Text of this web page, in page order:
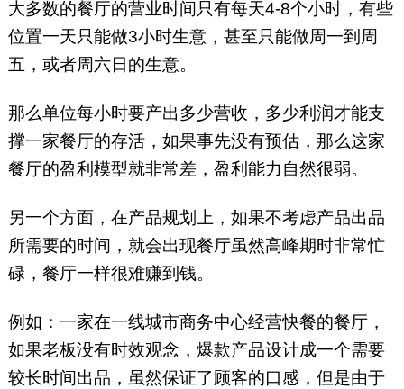
大多数的餐厅的营业时间只有每天4-8个小时，有些
位置一天只能做3小时生意，甚至只能做周一到周
五，或者周六日的生意。
那么单位每小时要产出多少营收，多少利润才能支
撑一家餐厅的存活，如果事先没有预估，那么这家
餐厅的盈利模型就非常差，盈利能力自然很弱。
另一个方面，在产品规划上，如果不考虑产品出品
所需要的时间，就会出现餐厅虽然高峰期时非常忙
碌，餐厅一样很难赚到钱。
例如：一家在一线城市商务中心经营快餐的餐厅，
如果老板没有时效观念，爆款产品设计成一个需要
较长时间出品，虽然保证了顾客的口感，但是由于